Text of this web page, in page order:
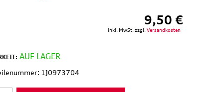
9,50 €
inkl. MwSt. zzgl. Versandkosten
AUF LAGER
1J0973704